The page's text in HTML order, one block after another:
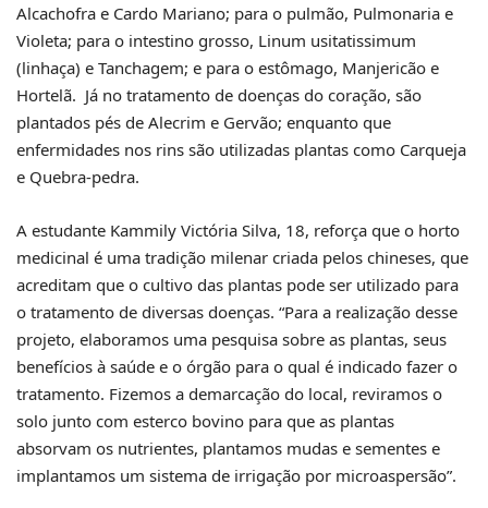
Alcachofra e Cardo Mariano; para o pulmão, Pulmonaria e
Violeta; para o intestino grosso, Linum usitatissimum
(linhaça) e Tanchagem; e para o estômago, Manjericão e
Hortelã. Já no tratamento de doenças do coração, são
plantados pés de Alecrim e Gervão; enquanto que
enfermidades nos rins são utilizadas plantas como Carqueja
e Quebra-pedra.
A estudante Kammily Victória Silva, 18, reforça que o horto
medicinal é uma tradição milenar criada pelos chineses, que
acreditam que o cultivo das plantas pode ser utilizado para
o tratamento de diversas doenças. “Para a realização desse
projeto, elaboramos uma pesquisa sobre as plantas, seus
benefícios à saúde e o órgão para o qual é indicado fazer o
tratamento. Fizemos a demarcação do local, reviramos o
solo junto com esterco bovino para que as plantas
absorvam os nutrientes, plantamos mudas e sementes e
implantamos um sistema de irrigação por microaspersão”.